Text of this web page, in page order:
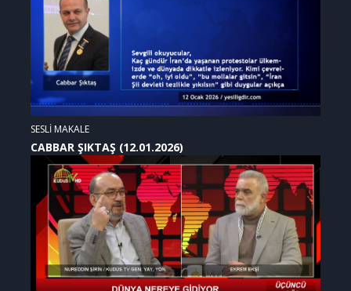
SESLİ MAKALE
CABBAR ŞIKTAŞ (12.01.2026)